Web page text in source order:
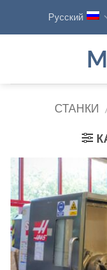
Русский
СТАНКИ